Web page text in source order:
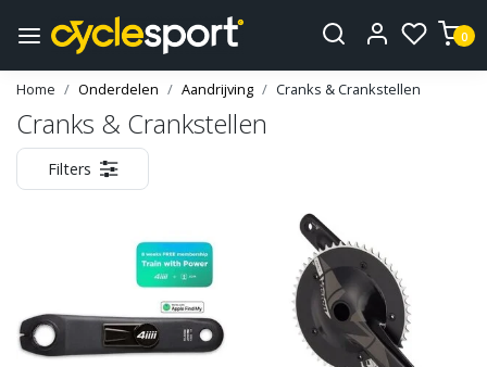
0
Home Onderdelen Aandrijving Cranks & Crankstellen
Cranks & Crankstellen
Filters